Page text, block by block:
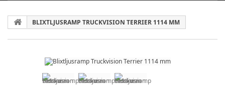
BLIXTLJUSRAMP TRUCKVISION TERRIER 1114 MM